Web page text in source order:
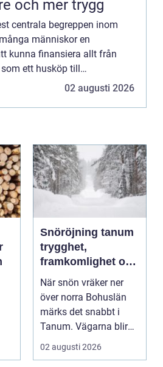
och mer trygg
centrala begreppen inom
människor en
kunna finansiera allt från
ett husköp till
02 augusti 2026
Snöröjning tanum
trygghet,
framkomlighet och
mindre stress i
vintern
När snön vräker ner
över norra Bohuslän
märks det snabbt i
Tanum. Vägarna blir
smalare, parkeringar ...
02 augusti 2026